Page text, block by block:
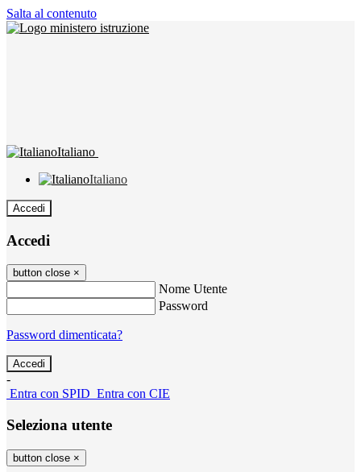
Salta al contenuto
Italiano
Italiano
Accedi
Accedi
button close ×
Nome Utente
Password
Password dimenticata?
-
Entra con SPID Entra con CIE
Seleziona utente
button close ×